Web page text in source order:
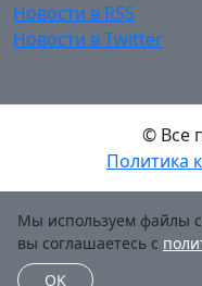
Новости в RSS
Новости в Twitter
© Все
Политика
Мы используем файлы
вы соглашаетесь с
OK